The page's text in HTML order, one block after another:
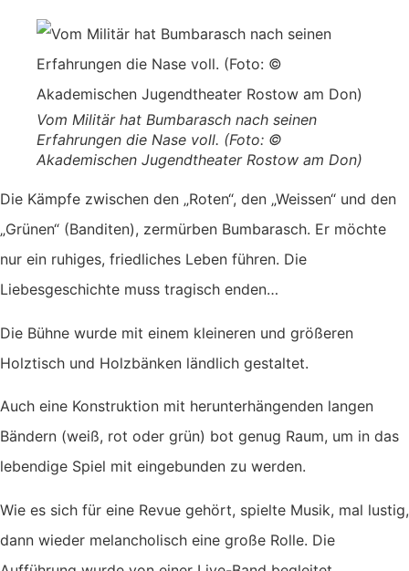
Vom Militär hat Bumbarasch nach seinen
Erfahrungen die Nase voll. (Foto: ©
Akademischen Jugendtheater Rostow am Don)
Die Kämpfe zwischen den „Roten“, den „Weissen“ und den
„Grünen“ (Banditen), zermürben Bumbarasch. Er möchte
nur ein ruhiges, friedliches Leben führen. Die
Liebesgeschichte muss tragisch enden…
Die Bühne wurde mit einem kleineren und größeren
Holztisch und Holzbänken ländlich gestaltet.
Auch eine Konstruktion mit herunterhängenden langen
Bändern (weiß, rot oder grün) bot genug Raum, um in das
lebendige Spiel mit eingebunden zu werden.
Wie es sich für eine Revue gehört, spielte Musik, mal lustig,
dann wieder melancholisch eine große Rolle. Die